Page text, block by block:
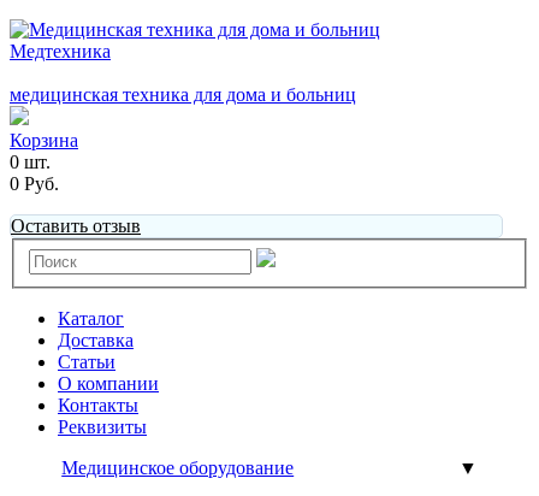
Медтехника
медицинская техника для дома и больниц
Корзина
0 шт.
0 Руб.
Оставить отзыв
Каталог
Доставка
Статьи
О компании
Контакты
Реквизиты
Медицинское оборудование
▼